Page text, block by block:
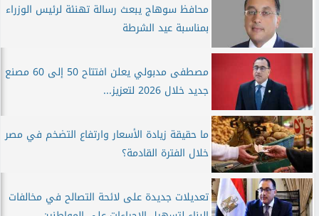
محافظ سوهاج يبعث رسالة تهنئة لرئيس الوزراء
بمناسبة عيد الشرطة
مصطفى مدبولي يعلن افتتاح 50 إلى 60 مصنع
جديد خلال 2026 لتعزيز...
ما حقيقة زيادة الأسعار وارتفاع التضخم في مصر
خلال الفترة القادمة؟
تعديلات جديدة على لائحة التصالح في مخالفات